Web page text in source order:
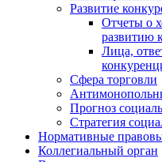
Развитие
Отчеты о
развитию
Лица,
Сфера торговли
Прогноз
Стратегия
Нормативные
Коллегиальный орган